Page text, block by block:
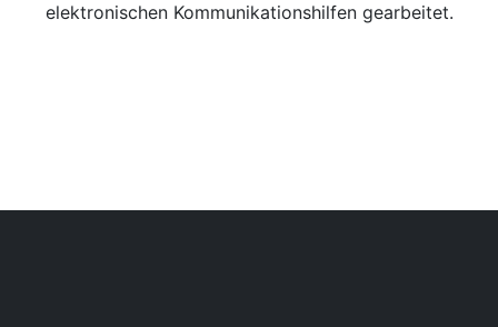
elektronischen Kommunikationshilfen gearbeitet.